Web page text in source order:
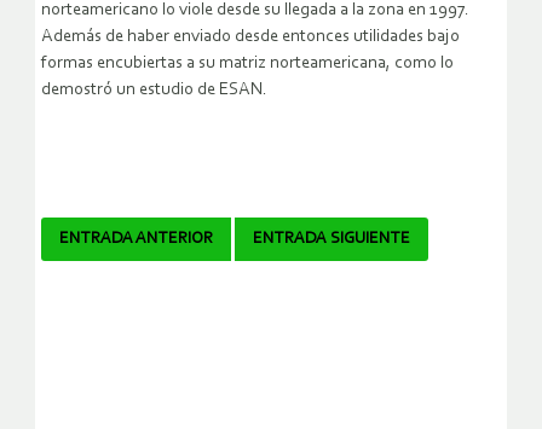
norteamericano lo viole desde su llegada a la zona en 1997.
Además de haber enviado desde entonces utilidades bajo
formas encubiertas a su matriz norteamericana, como lo
demostró un estudio de ESAN.
Navegador
ENTRADA ANTERIOR ENTRADA SIGUIENTE